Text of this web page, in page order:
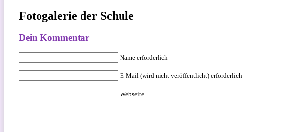
Fotogalerie der Schule
Dein Kommentar
Name erforderlich
E-Mail (wird nicht veröffentlicht) erforderlich
Webseite